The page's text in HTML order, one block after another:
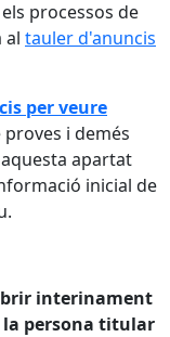
processos de
al tauler d'anuncis
per veure
proves i demés
apartat
inicial de
interinament
persona titular